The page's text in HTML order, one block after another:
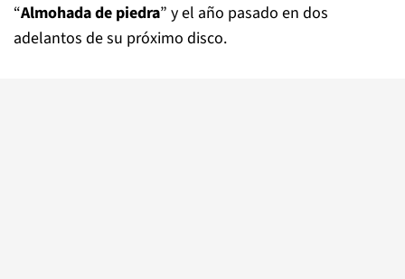
“Almohada de piedra” y el año pasado en dos
adelantos de su próximo disco.